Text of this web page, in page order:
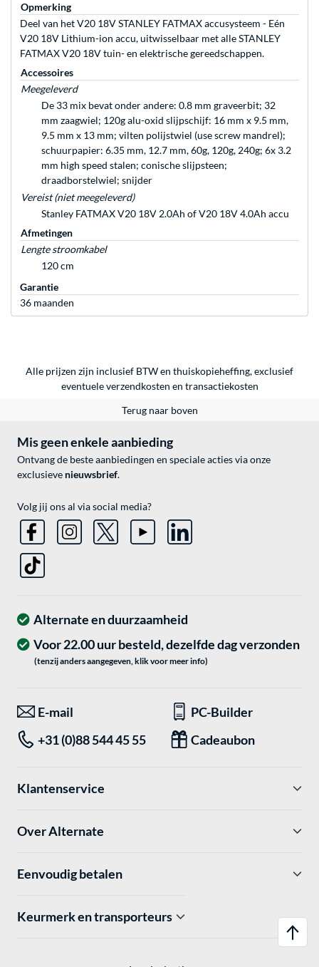
Opmerking
Deel van het V20 18V STANLEY FATMAX accusysteem - Eén
V20 18V Lithium-ion accu, uitwisselbaar met alle STANLEY
FATMAX V20 18V tuin- en elektrische gereedschappen.
Accessoires
Meegeleverd
De 33 mix bevat onder andere: 0.8 mm graveerbit; 32
mm zaagwiel; 120g alu-oxid slijpschijf: 16 mm x 9.5 mm,
9.5 mm x 13 mm; vilten polijstwiel (use screw mandrel);
schuurpapier: 6.35 mm, 12.7 mm, 60g, 120g, 240g; 6x 3.2
mm high speed stalen; conische slijpsteen;
draadborstelwiel; snijder
Vereist (niet meegeleverd)
Stanley FATMAX V20 18V 2.0Ah of V20 18V 4.0Ah accu
Afmetingen
Lengte stroomkabel
120 cm
Garantie
36 maanden
Alle prijzen zijn inclusief BTW en thuiskopieheffing, exclusief
eventueleverzendkosten en transactiekosten
Terug naar boven
Mis geen enkele aanbieding
Ontvang de beste aanbiedingen en speciale acties via onze
exclusieve nieuwsbrief.
Volg jij ons al via social media?
Alternate en duurzaamheid
Voor 22.00 uur besteld, dezelfde dag verzonden
(tenzij anders aangegeven, klik voor meer info)
E-mail
PC-Builder
+31 (0)88 544 45 55
Cadeaubon
Klantenservice
Over Alternate
Eenvoudig betalen
Keurmerk en transporteurs